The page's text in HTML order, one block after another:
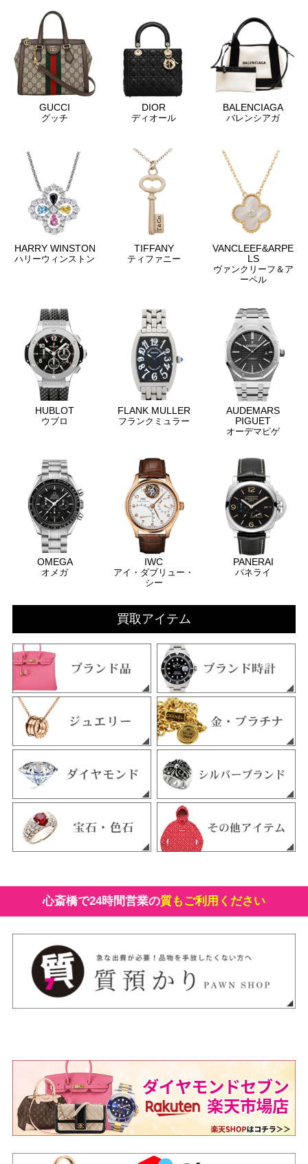
GUCCI
グッチ
DIOR
ディオール
BALENCIAGA
バレンシアガ
HARRY WINSTON
ハリーウィンストン
TIFFANY
ティファニー
VANCLEEF&ARPE
LS
ヴァンクリーフ＆ア
ーペル
HUBLOT
ウブロ
FLANK MULLER
フランクミュラー
AUDEMARS
PIGUET
オーデマピゲ
OMEGA
オメガ
IWC
アイ・ダブリュー・
シー
PANERAI
パネライ
買取アイテム
心斎橋で24時間営業の質もご利用ください